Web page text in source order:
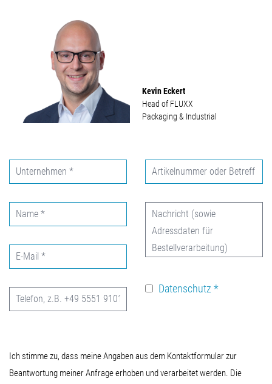
Kevin Eckert
Head of FLUXX
Packaging & Industrial
Datenschutz *
Ich stimme zu, dass meine Angaben aus dem Kontaktformular zur
Beantwortung meiner Anfrage erhoben und verarbeitet werden. Die